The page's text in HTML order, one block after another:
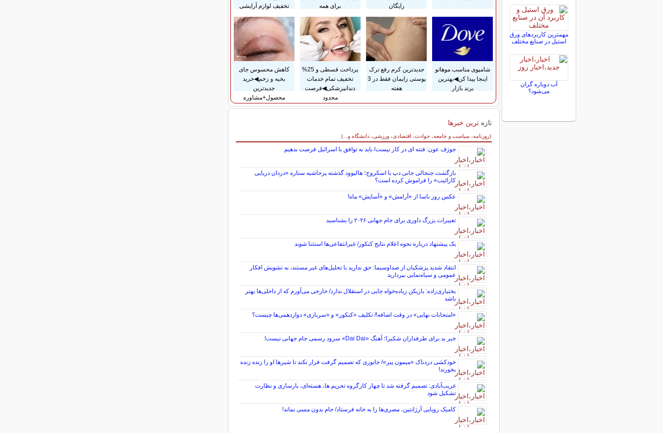
رایگان
برای همه
تخفیف لوازم آرایشی
شامپوی مناسب موهاتو
اینجا پیدا کن◀بهترین
برند بازار
جدیدترین کرم رفع ترک
پوستی زایمان فقط در 3
هفته
پرداخت قسطی و 25%
تخفیف تمام خدمات
دندانپزشکی◀فرصت
محدود
کاهش محسوس جای
بخیه و زخم◀خرید
جدیدترین
محصول+مشاوره
تازه ترین خبرها
(روزنامه، سیاست و جامعه، حوادث، اقتصادی، ورزشی، دانشگاه و...)
سایر خبرهای داغ
جوزف عون: فتنه ای در کار نیست/ باید به توافق با اسرائیل فرصت بدهیم
بازگشت جنجالی جانی دپ با اسکروج؛ هالیوود گذشته پرحاشیه ستاره «دزدان دریایی
کارائیب» را فراموش کرده است؟
عکس روز ناسا از «آرامش» و «آسایش» ماه!
تغییرات بزرگ داوری برای جام جهانی ۲۰۲۶ را بشناسید
یک پیشنهاد درباره نحوه اعلام نتایج کنکور/ غیرانتفاعی‌ها استثنا شوند
انتقاد شدید پزشکیان از صداوسیما: حق ندارید با تحلیل‌های غیر مستند، به تشویش افکار
عمومی و سیاه‌نمایی بپردازید
بختیاری‌زاده: بازیکن زیاده‌خواه جایی در استقلال ندارد/ خارجی می‌آورم که از داخلی‌ها بهتر
باشد
«امتحانات نهایی» در وقت اضافه!/ تکلیف «کنکور» و «سربازی» دوازدهمی‌ها چیست؟
خبر بد برای طرفداران شکیرا؛ آهنگ «Dai Dai» سرود رسمی جام جهانی نیست!
خودکشی دردناک «میمون پیر»/ جانوری که تصمیم گرفت فرار نکند تا شیرها او را زنده زنده
بخورند!
غریب‌آبادی: تصمیم گرفته شد تا چهار کارگروه تحریم ها، هسته‌ای، بازسازی و نظارت
تشکیل شود
کامبک رویایی آرژانتین، مصری‌ها را به خانه فرستاد/ جام بدون مسی نماند!
مهمترین کاربردهای ورق
استیل در صنایع مختلف
آب دوباره گران
می‌شود؟